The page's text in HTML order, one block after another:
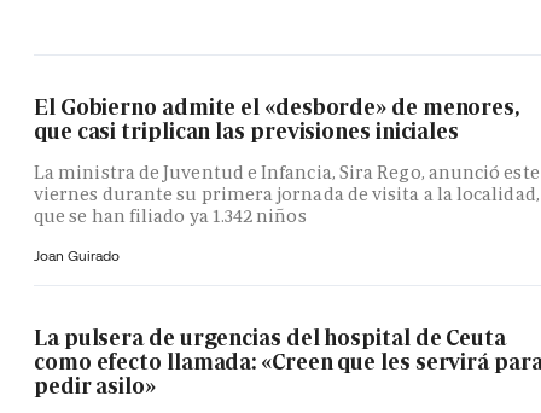
El Gobierno admite el «desborde» de menores,
que casi triplican las previsiones iniciales
La ministra de Juventud e Infancia, Sira Rego, anunció este
viernes durante su primera jornada de visita a la localidad,
que se han filiado ya 1.342 niños
Joan Guirado
La pulsera de urgencias del hospital de Ceuta
como efecto llamada: «Creen que les servirá
pedir asilo»